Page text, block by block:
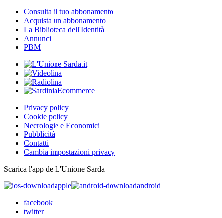
Consulta il tuo abbonamento
Acquista un abbonamento
La Biblioteca dell'Identità
Annunci
PBM
Privacy policy
Cookie policy
Necrologie e Economici
Pubblicità
Contatti
Cambia impostazioni privacy
Scarica l'app de L'Unione Sarda
apple
android
facebook
twitter